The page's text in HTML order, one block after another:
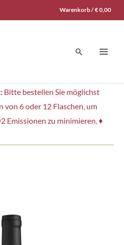
Warenkorb /€0,00
Suchen
Bitte bestellen Sie möglichst
von 6 oder 12 Flaschen, um
Emissionen zu minimieren. ♦